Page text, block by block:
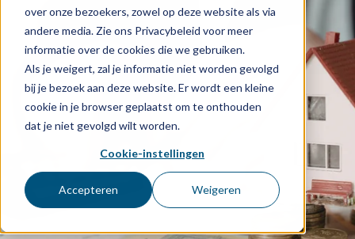
over onze bezoekers, zowel op deze website als via
andere media. Zie ons Privacybeleid voor meer
informatie over de cookies die we gebruiken.
Als je weigert, zal je informatie niet worden gevolgd
bij je bezoek aan deze website. Er wordt een kleine
cookie in je browser geplaatst om te onthouden
dat je niet gevolgd wilt worden.
Cookie-instellingen
Accepteren Weigeren
Agenda
Over ons
Schade melden
Afspraak maken
0318 - 544 044
Nieuws